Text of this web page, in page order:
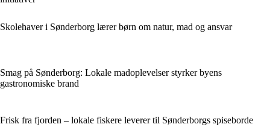
Skolehaver i Sønderborg lærer børn om natur, mad og ansvar
Smag på Sønderborg: Lokale madoplevelser styrker byens
gastronomiske brand
Frisk fra fjorden – lokale fiskere leverer til Sønderborgs spiseborde